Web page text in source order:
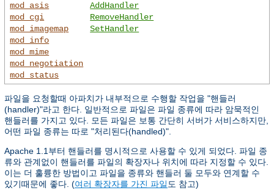
mod_asis
mod_cgi
mod_imagemap
mod_info
mod_mime
mod_negotiation
mod_status
AddHandler
RemoveHandler
SetHandler
파일을 요청할때 아파치가 내부적으로 수행할 작업을 "핸들러
(handler)"라고 한다. 일반적으로 파일은 파일 종류에 따라 암묵적인
핸들러를 가지고 있다. 모든 파일은 보통 간단히 서버가 서비스하지만,
어떤 파일 종류는 따로 "처리된다(handled)".
Apache 1.1부터 핸들러를 명시적으로 사용할 수 있게 되었다. 파일 종
류와 관계없이 핸들러를 파일의 확장자나 위치에 따라 지정할 수 있다.
이는 더 훌륭한 방법이고 파일을 종류와 핸들러 둘 모두와 연계할 수
있기때문에 좋다. (여러 확장자를 가진 파일 도 참고)